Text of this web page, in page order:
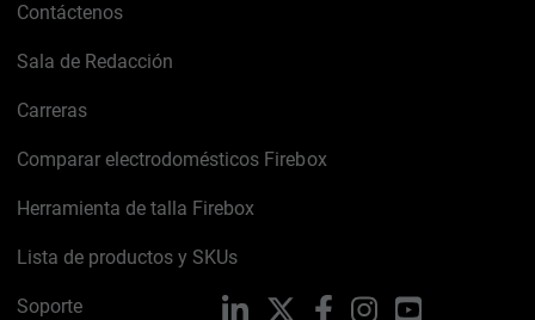
Contáctenos
Sala de Redacción
Carreras
Comparar electrodomésticos Firebox
Herramienta de talla Firebox
Lista de productos y SKUs
Soporte LinkedIn FacebookInstagramYouTube